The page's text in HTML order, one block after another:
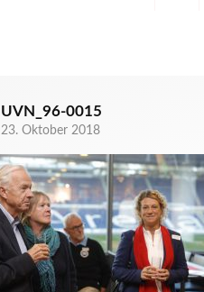
UVN_96-0015
23. Oktober 2018